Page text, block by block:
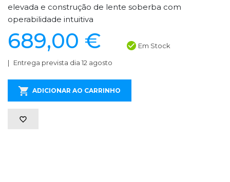
elevada e construção de lente soberba com
operabilidade intuitiva
689,00 € Em Stock
Entrega prevista dia 12 agosto
ADICIONAR AO CARRINHO